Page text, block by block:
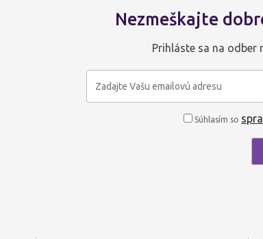
Nezmeškajte
Prihláste sa na odber
Súhlasím so